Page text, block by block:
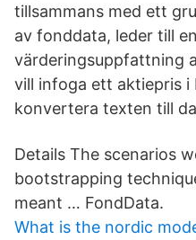
tillsammans med ett
av fonddata, leder till
värderingsuppfattning
vill infoga ett aktiepris i
konvertera texten till
Details The scenarios
bootstrapping
meant … FondData.
What is the nordic